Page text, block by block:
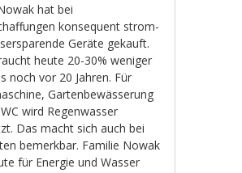
hat bei
konsequent strom-
Geräte gekauft.
heute 20-30% weniger
noch vor 20 Jahren. Für
Gartenbewässerung
wird Regenwasser
Das macht sich auch bei
bemerkbar. Familie Nowak
für Energie und Wasser